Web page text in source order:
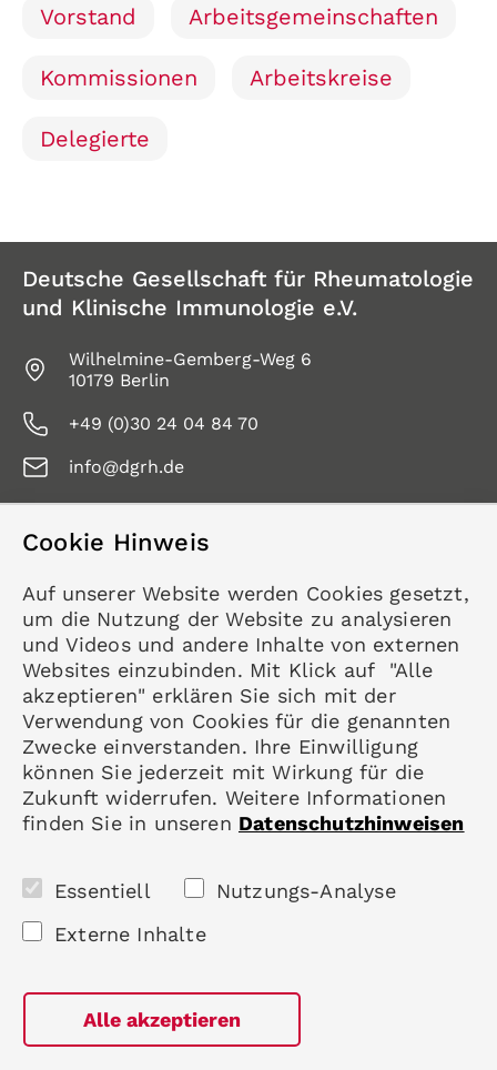
Vorstand Arbeitsgemeinschaften
Kommissionen Arbeitskreise
Delegierte
Deutsche Gesellschaft für Rheumatologie
und Klinische Immunologie e.V.
Wilhelmine-Gemberg-Weg 6
10179 Berlin
+49 (0)30 24 04 84 70
info@dgrh.de
Service
Kontakt
Datenschutz
Impressum
Mitgliedschaft
Rheumatologie
Karriere
Cookie Hinweis
Auf unserer Website werden Cookies gesetzt,
um die Nutzung der Website zu analysieren
und Videos und andere Inhalte von externen
Websites einzubinden. Mit Klick auf "Alle
akzeptieren" erklären Sie sich mit der
Verwendung von Cookies für die genannten
Zwecke einverstanden. Ihre Einwilligung
können Sie jederzeit mit Wirkung für die
Zukunft widerrufen. Weitere Informationen
finden Sie in unseren Datenschutzhinweisen
Essentiell
Nutzungs-Analyse
Externe Inhalte
Alle akzeptieren